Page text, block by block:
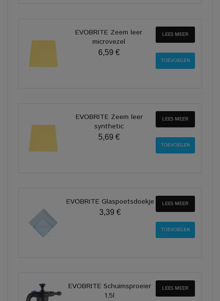
EVOBRITE Zeem leer
microvezel
6,59 €
LEES MEER
EVOBRITE Zeem leer
synthetic
5,69 €
LEES MEER
EVOBRITE Glaspoetsdoekje
3,39 €
LEES MEER
EVOBRITE Schuimsproeier
1,5l
LEES MEER